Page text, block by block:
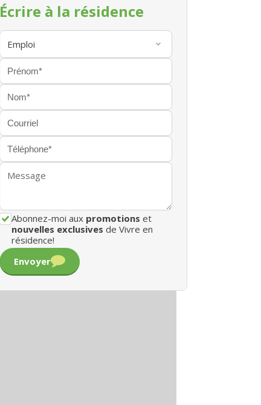
Écrire à la résidence
Abonnez-moi aux promotions et
nouvelles exclusives de Vivre en
résidence!
Envoyer